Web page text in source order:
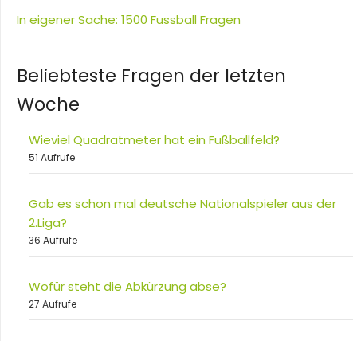
In eigener Sache: 1500 Fussball Fragen
Beliebteste Fragen der letzten
Woche
Wieviel Quadratmeter hat ein Fußballfeld?
51 Aufrufe
Gab es schon mal deutsche Nationalspieler aus der
2.Liga?
36 Aufrufe
Wofür steht die Abkürzung abse?
27 Aufrufe